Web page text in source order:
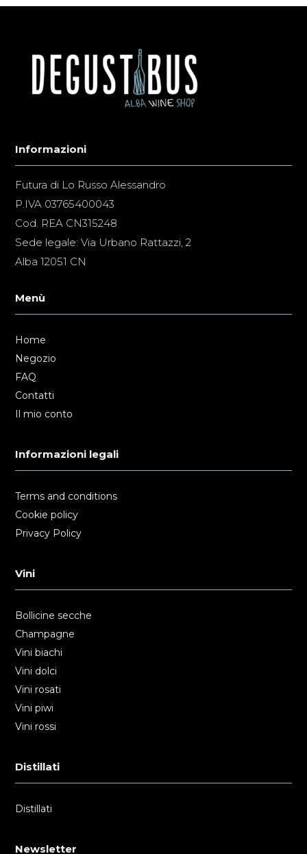
Informazioni
Futura di Lo Russo Alessandro
P.IVA 03765400043
Cod. REA CN315248
Sede legale: Via Urbano Rattazzi, 2
Alba 12051 CN
Menù
Home
Negozio
FAQ
Contatti
Il mio conto
Informazioni legali
Terms and conditions
Cookie policy
Privacy Policy
Vini
Bollicine secche
Champagne
Vini biachi
Vini dolci
Vini rosati
Vini piwi
Vini rossi
Distillati
Distillati
Newsletter